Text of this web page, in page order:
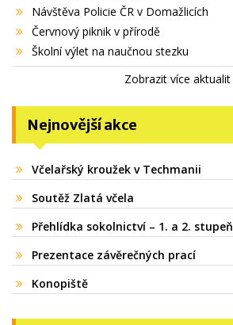
Návštěva Policie ČR v Domažlicích
Červnový piknik v přírodě
Školní výlet na naučnou stezku
Zobrazit více aktualit
Nejnovější akce
Včelařský kroužek v Techmanii
Soutěž Zlatá včela
Přehlídka sokolnictví – 1. a 2. stupeň
Prezentace závěrečných prací
Konopiště